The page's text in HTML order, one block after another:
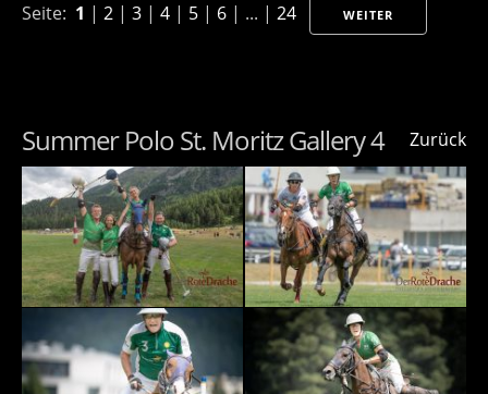
Seite: 1 | 2 | 3 | 4 | 5 | 6 | ... | 24 WEITER
Zurück
Summer Polo St. Moritz Gallery 4